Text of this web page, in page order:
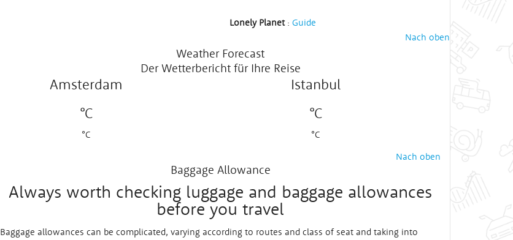
Lonely Planet: Guide
Nach oben
Weather Forecast
Der Wetterbericht für Ihre Reise
Amsterdam
°C
°C
Istanbul
°C
°C
Nach oben
Baggage Allowance
Always worth checking luggage and baggage allowances
before you travel
Baggage allowances can be complicated, varying according to routes and class of seat and taking into